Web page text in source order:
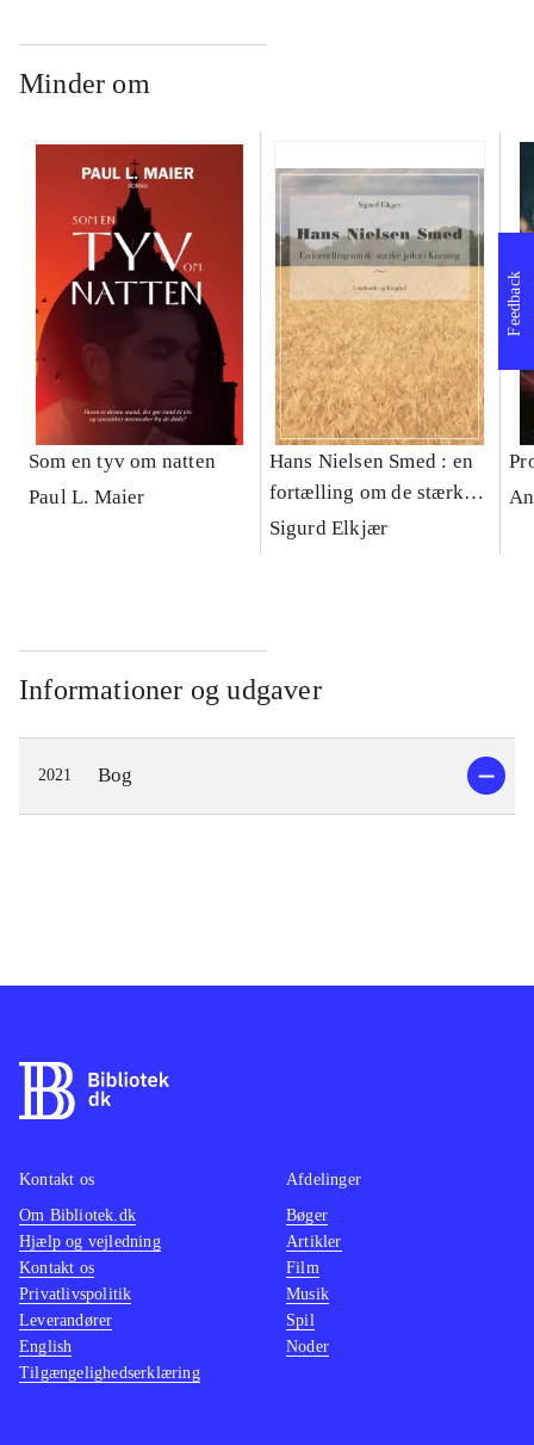
Minder om
Som en tyv om natten
Paul L. Maier
Hans Nielsen Smed : en
fortælling om de stærke
jyder i Korning
Sigurd Elkjær
Informationer og udgaver
2021 Bog
Feedback
Kontakt os
Om Bibliotek.dk
Hjælp og vejledning
Kontakt os
Privatlivspolitik
Leverandører
English
Tilgængelighedserklæring
Afdelinger
Bøger
Artikler
Film
Musik
Spil
Noder